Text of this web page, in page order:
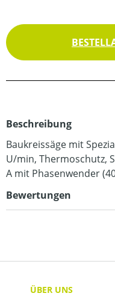
Beschreibung
Baukreissäge mit
U/min, Thermoschutz,
A mit Phasenwender
Bewertungen
ÜBER UNS